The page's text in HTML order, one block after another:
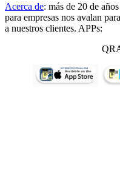
Acerca de: más de 20 de
para empresas nos avalan
a nuestros clientes. APPs: